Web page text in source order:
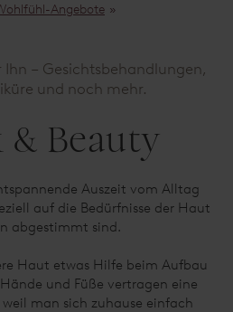
Angebote »
– Gesichtsbehandlungen,
und noch mehr.
& Beauty
Auszeit vom Alltag
auf die Bedürfnisse der Haut
abgestimmt sind.
Haut etwas Hilfe beim Aufbau
und Füße vertragen eine
man sich zuhause einfach